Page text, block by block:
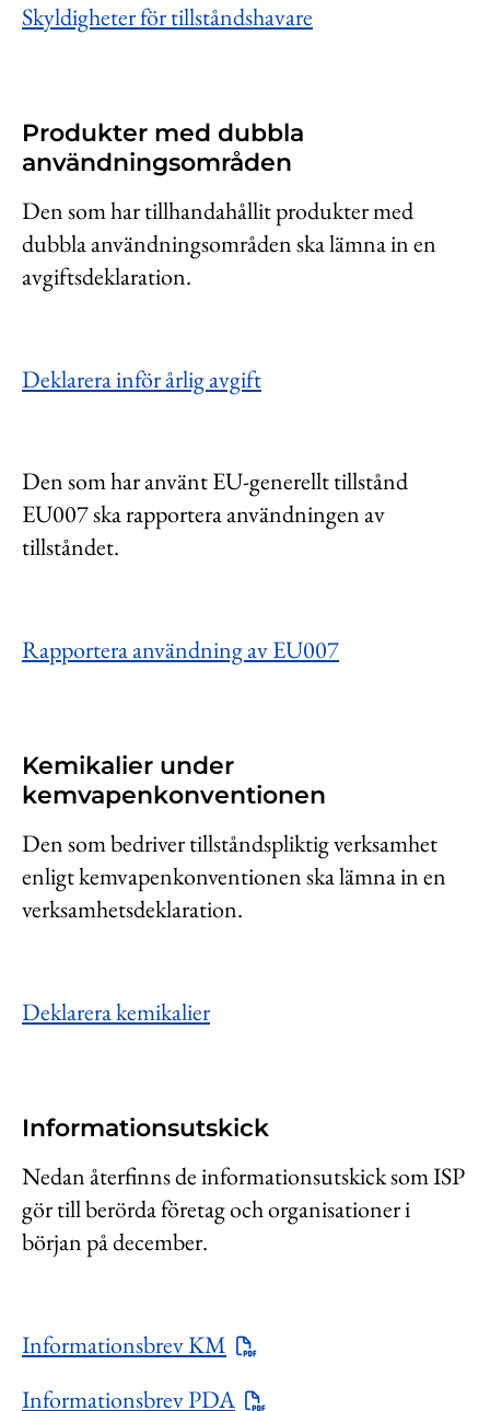
Skyldigheter för tillståndshavare
Produkter med dubbla
användningsområden
Den som har tillhandahållit produkter med
dubbla användningsområden ska lämna in en
avgiftsdeklaration.
Deklarera inför årlig avgift
Den som har använt EU-generellt tillstånd
EU007 ska rapportera användningen av
tillståndet.
Rapportera användning av EU007
Kemikalier under
kemvapenkonventionen
Den som bedriver tillståndspliktig verksamhet
enligt kemvapenkonventionen ska lämna in en
verksamhetsdeklaration.
Deklarera kemikalier
Informationsutskick
Nedan återfinns de informationsutskick som ISP
gör till berörda företag och organisationer i
början på december.
Informationsbrev KM
Informationsbrev PDA